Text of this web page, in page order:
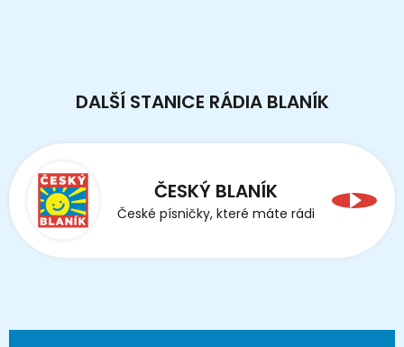
DALŠÍ STANICE RÁDIA BLANÍK
ČESKÝ BLANÍK
České písničky, které máte rádi